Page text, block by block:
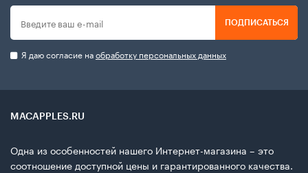
ПОДПИСАТЬСЯ
Я даю согласие наобработку персональных данных
MACAPPLES.RU
Одна из особенностей нашего Интернет-магазина – это
соотношение доступной цены и гарантированного качества.